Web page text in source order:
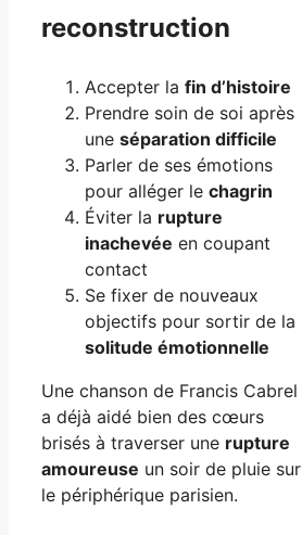
reconstruction
Accepter la fin d’histoire
Prendre soin de soi après
une séparation difficile
Parler de ses émotions
pour alléger le chagrin
Éviter la rupture
inachevée en coupant
contact
Se fixer de nouveaux
objectifs pour sortir de la
solitude émotionnelle
Une chanson de Francis Cabrel
a déjà aidé bien des cœurs
brisés à traverser une rupture
amoureuse un soir de pluie sur
le périphérique parisien.